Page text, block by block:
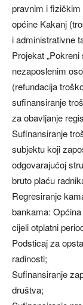
pravnim i fizičkim
općine Kakanj
i administrativne
Projekat
nezaposlenim
(refundacija
sufinansiranje
za obavljanje
Sufinansiranje
subjektu koji
odgovarajućoj
bruto plaću
Regresiranje
bankama:
cijeli otplatni
Podsticaj za
radinosti;
Sufinansiranje
društva;